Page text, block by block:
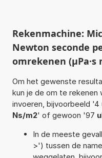
Rekenmachine:
Newton seconde
omrekenen (µPa·s
Om het gewenste
kun je de om te
invoeren, bijvoorbeeld '4
Ns/m2' of gewoon '97
In de meeste
>') tussen de